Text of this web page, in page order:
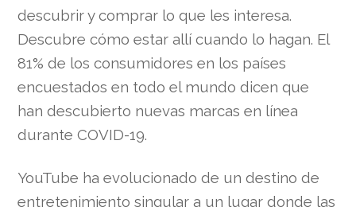
descubrir y comprar lo que les interesa.
Descubre cómo estar allí cuando lo hagan. El
81% de los consumidores en los países
encuestados en todo el mundo dicen que
han descubierto nuevas marcas en línea
durante COVID-19.
YouTube ha evolucionado de un destino de
entretenimiento singular a un lugar donde las